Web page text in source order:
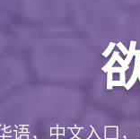
语，中文入口